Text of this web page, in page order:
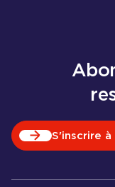
S'inscrire